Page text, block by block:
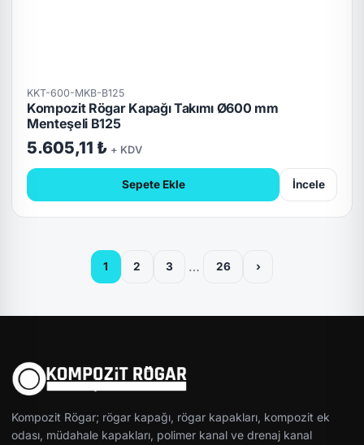
KKT-600-MKB-B125
Kompozit Rögar Kapağı Takımı Ø600 mm
Menteşeli B125
5.605,11 ₺ + KDV
Sepete Ekle İncele
1 2 3 … 26 ›
Kompozit Rögar; rögar kapağı, rögar kapakları, kompozit ek
odası, müdahale kapakları, polimer kanal ve drenaj kanal